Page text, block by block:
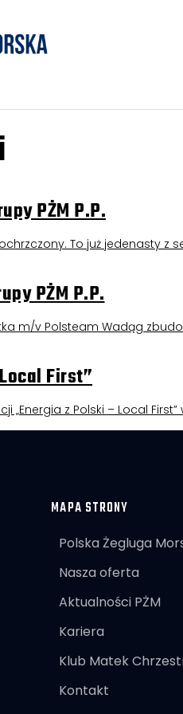
PŻM P.P.
To już jedenasty z
PŻM P.P.
m/v Polsteam Wadąg
First”
„Energia z Polski – Local
MAPA STRONY
Polska Żegluga
Nasza oferta
Aktualności PŻM
Kariera
Klub Matek
Kontakt